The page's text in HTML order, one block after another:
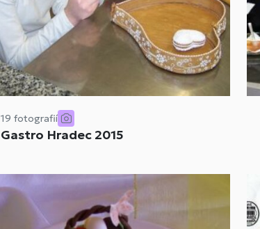
19 fotografií
Gastro Hradec 2015